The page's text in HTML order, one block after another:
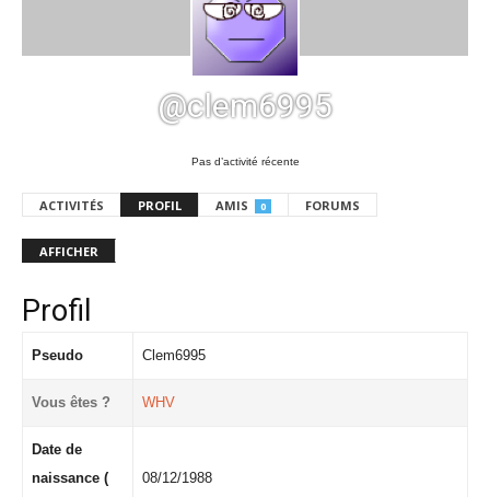
@clem6995
Pas d’activité récente
ACTIVITÉS PROFIL AMIS 0 FORUMS
AFFICHER
Profil
Pseudo Clem6995
Vous êtes ? WHV
Date de
naissance (
08/12/1988